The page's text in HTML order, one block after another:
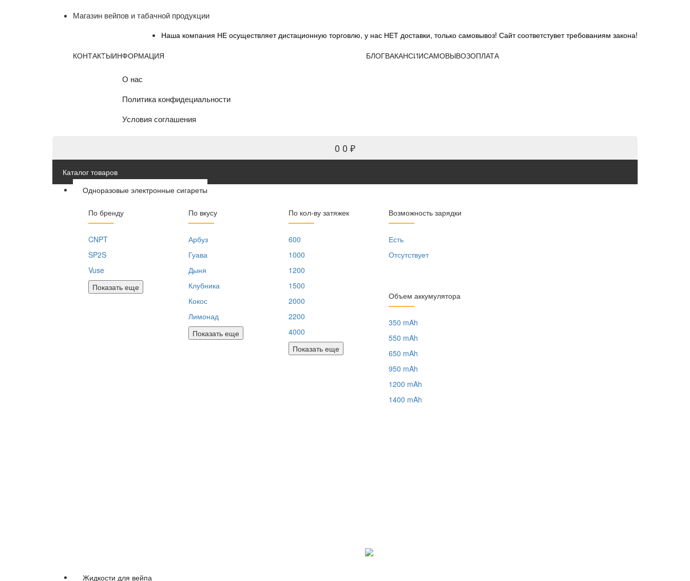
Магазин вейпов и табачной продукции
Наша компания НЕ осуществляет дистационную торговлю, у нас НЕТ доставки, только самовывоз! Сайт соответстувет требованиям закона!
КОНТАКТЫИНФОРМАЦИЯ
О нас
Политика конфидециальности
Условия соглашения
БЛОГВАКАНСИИСАМОВЫВОЗОПЛАТА
0 0 ₽
Каталог товаров
Одноразовые электронные сигареты
По бренду
CNPT
SP2S
Vuse
Показать еще
По вкусу
Арбуз
Гуава
Дыня
Клубника
Кокос
Лимонад
Показать еще
По кол-ву затяжек
600
1000
1200
1500
2000
2200
4000
Показать еще
Возможность зарядки
Есть
Отсутствует
Объем аккумулятора
350 mAh
550 mAh
650 mAh
950 mAh
1200 mAh
1400 mAh
Жидкости для вейпа